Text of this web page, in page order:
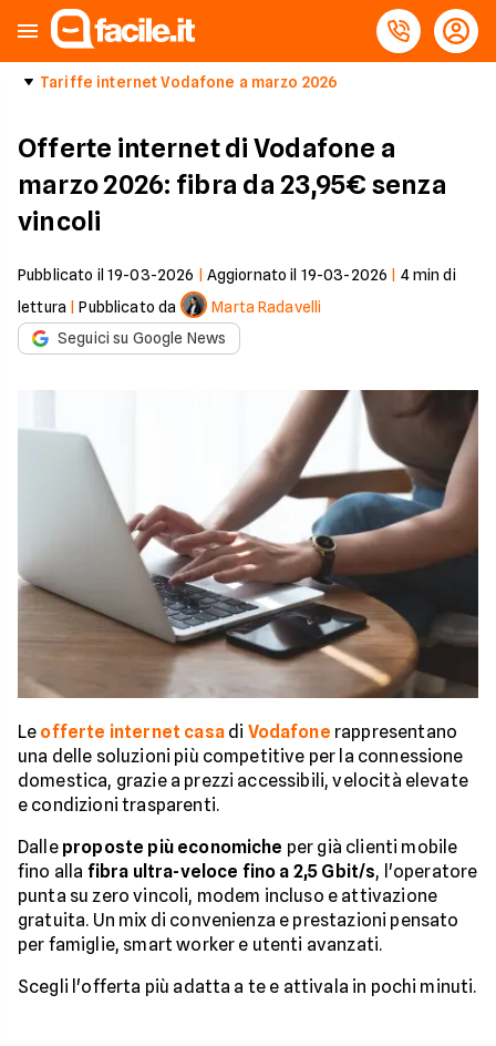
Tariffe internet Vodafone a marzo 2026
Offerte internet di Vodafone a
marzo 2026: fibra da 23,95€ senza
vincoli
Pubblicato il 19-03-2026 Aggiornato il 19-03-2026 4min di
lettura |Pubblicato da
Marta Radavelli
Seguici su Google News
Le offerte internet casadi Vodafone rappresentano
una delle soluzioni più competitive per la connessione
domestica, grazie a prezzi accessibili, velocità elevate
e condizioni trasparenti.
Dalle proposte più economiche per già clienti mobile
fino alla fibra ultra-veloce fino a 2,5 Gbit/s, l'operatore
punta su zero vincoli, modem incluso e attivazione
gratuita. Un mix di convenienza e prestazioni pensato
per famiglie, smart worker e utenti avanzati.
Scegli l'offerta più adatta a te e attivala in pochi minuti.